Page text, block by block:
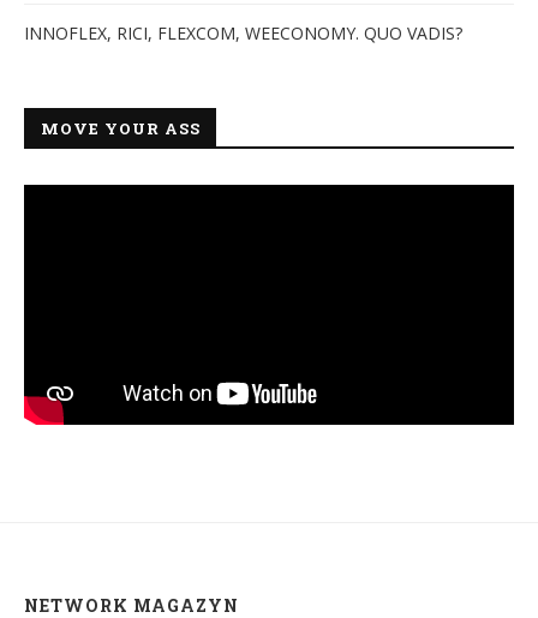
INNOFLEX, RICI, FLEXCOM, WEECONOMY. QUO VADIS?
MOVE YOUR ASS
NETWORK MAGAZYN